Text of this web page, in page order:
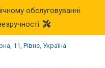
обслуговуванні.
11, Рівне, Україна